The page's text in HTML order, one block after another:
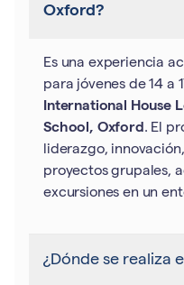
Oxford?
Es una experiencia
para jóvenes de 14 a
International House
School, Oxford. El
liderazgo,
proyectos grupales,
excursiones en un
¿Dónde se realiza